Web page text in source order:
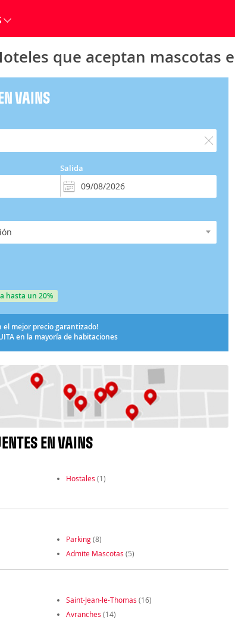
que aceptan mascotas
VAINS
Salida
hasta un 20%
el mejor precio garantizado!
en la mayoría de habitaciones
EN VAINS
Hostales (1)
Parking(8)
Admite Mascotas (5)
Saint-Jean-le-Thomas (16)
Avranches (14)